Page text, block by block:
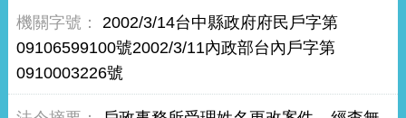
2002/3/14台中縣政府府民戶字第
09106599100號2002/3/11內政部台內戶字第
0910003226號